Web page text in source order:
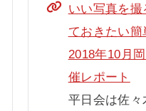
いい写真を
ておきたい簡
2018年10月
催レポート
平日会は佐